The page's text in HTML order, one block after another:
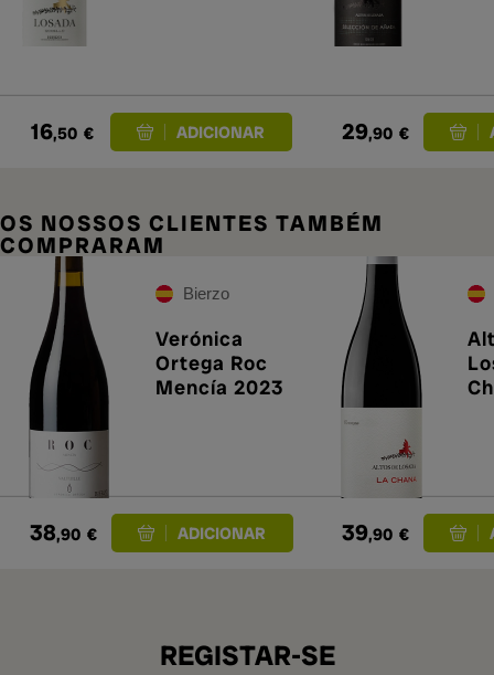
16,50 € 29,90 €
OS NOSSOS CLIENTES TAMBÉM
COMPRARAM
Bierzo
Verónica
Ortega Roc
Mencía 2023
38,90 € 39,90 €
REGISTAR-SE